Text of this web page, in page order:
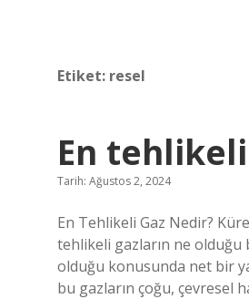
Etiket: resel
En
Tarih: Ağustos 2, 2024
En Tehlikeli Gaz Nedir?
tehlikeli gazların ne olduğu
olduğu konusunda net bir
bu gazların çoğu, çevresel